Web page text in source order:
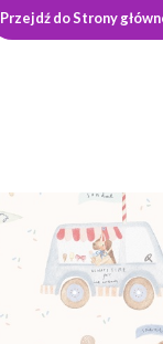
Przejdź do Strony